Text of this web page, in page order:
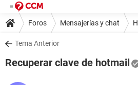
Foros Mensajerías y chat
Tema Anterior
Recuperar clave de hotmail